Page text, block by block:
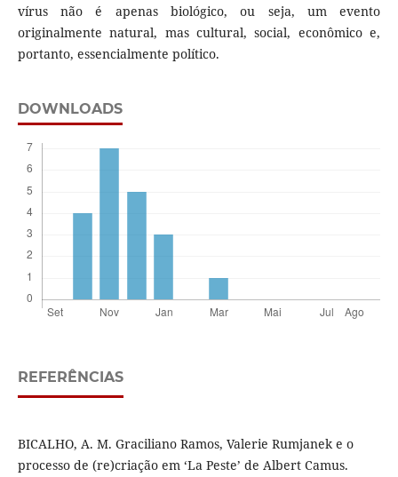
vírus não é apenas biológico, ou seja, um evento
originalmente natural, mas cultural, social, econômico e,
portanto, essencialmente político.
DOWNLOADS
REFERÊNCIAS
BICALHO, A. M. Graciliano Ramos, Valerie Rumjanek e o
processo de (re)criação em ‘La Peste’ de Albert Camus.